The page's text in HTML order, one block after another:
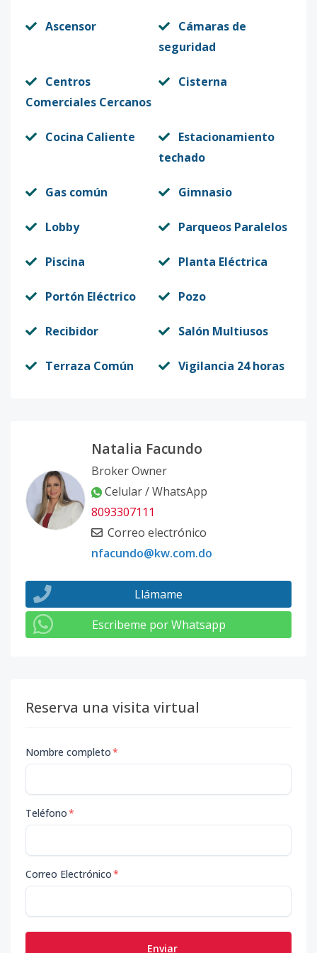
Ascensor
Cámaras de
seguridad
Centros
Comerciales Cercanos
Cisterna
Cocina Caliente
Estacionamiento
techado
Gas común Gimnasio
Lobby Parqueos Paralelos
Piscina Planta Eléctrica
Portón Eléctrico Pozo
Recibidor Salón Multiusos
Terraza Común Vigilancia 24 horas
Natalia Facundo
Broker Owner
Celular / WhatsApp
8093307111
Correo electrónico
nfacundo@kw.com.do
Llámame
Escribeme por Whatsapp
Reserva una visita virtual
Nombre completo*
Teléfono*
Correo Electrónico*
Enviar